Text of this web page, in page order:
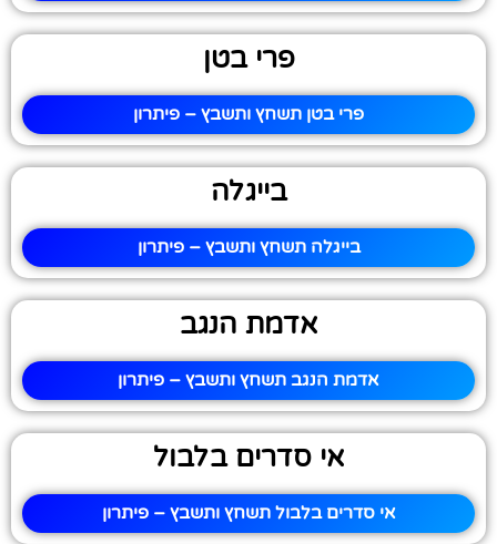
פרי בטן
פרי בטן תשחץ ותשבץ – פיתרון
בייגלה
בייגלה תשחץ ותשבץ – פיתרון
אדמת הנגב
אדמת הנגב תשחץ ותשבץ – פיתרון
אי סדרים בלבול
אי סדרים בלבול תשחץ ותשבץ – פיתרון